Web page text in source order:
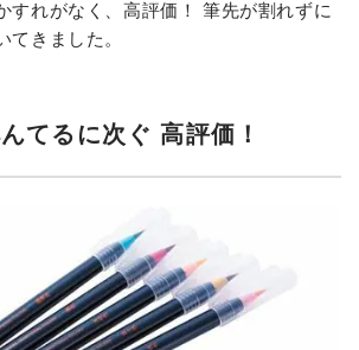
すれがなく、高評価！ 筆先が割れずに
きました。
てるに次ぐ 高評価！